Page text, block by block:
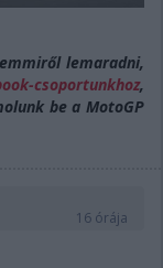
lemaradni,
csoportunkhoz,
be a MotoGP
16 órája